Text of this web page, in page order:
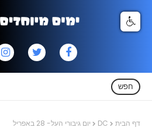
חפש
דף הבית DC יום גיבורי העל- 28 באפריל